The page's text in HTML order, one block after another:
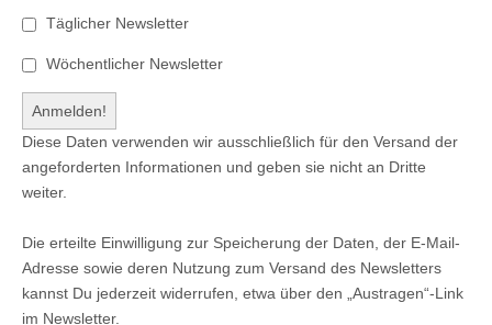
Täglicher Newsletter
Wöchentlicher Newsletter
Diese Daten verwenden wir ausschließlich für den Versand der
angeforderten Informationen und geben sie nicht an Dritte
weiter.
Die erteilte Einwilligung zur Speicherung der Daten, der E-Mail-
Adresse sowie deren Nutzung zum Versand des Newsletters
kannst Du jederzeit widerrufen, etwa über den „Austragen“-Link
im Newsletter.